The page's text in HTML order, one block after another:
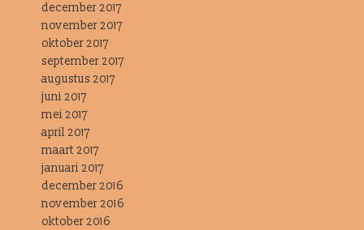
december 2017
november 2017
oktober 2017
september 2017
augustus 2017
juni 2017
mei 2017
april 2017
maart 2017
januari 2017
december 2016
november 2016
oktober 2016